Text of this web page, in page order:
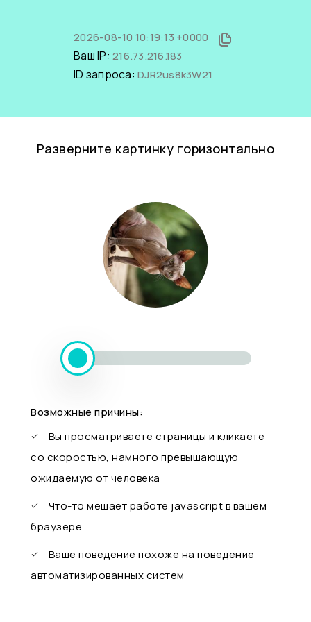
2026-08-10 10:19:13 +0000
Ваш IP: 216.73.216.183
ID запроса: DJR2us8k3W21
Разверните картинку горизонтально
Возможные причины:
Вы просматриваете страницы и кликаете
со скоростью, намного превышающую
ожидаемую от человека
Что-то мешает работе javascript в вашем
браузере
Ваше поведение похоже на поведение
автоматизированных систем